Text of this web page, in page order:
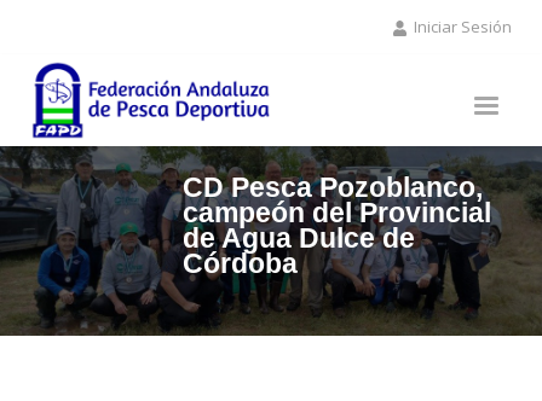
contenido
principal
Iniciar Sesión
CD Pesca Pozoblanco,
campeón del Provincial
de Agua Dulce de
Córdoba